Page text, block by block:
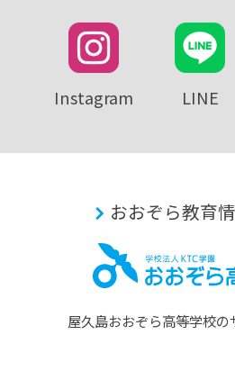
Instagram LINE
おおぞら教育
屋久島おおぞら⾼等学校の